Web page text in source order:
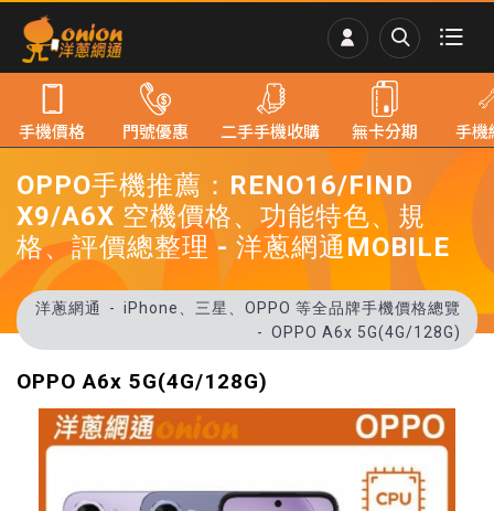
OPPO手機推薦：RENO16/FIND
X9/A6X 空機價格、功能特色、規
格、評價總整理 - 洋蔥網通MOBILE
洋蔥網通
iPhone、三星、OPPO 等全品牌手機價格總覽
OPPO A6x 5G(4G/128G)
OPPO A6x 5G(4G/128G)
手機價格 門號優惠 二手手機收購 無卡分期 手機